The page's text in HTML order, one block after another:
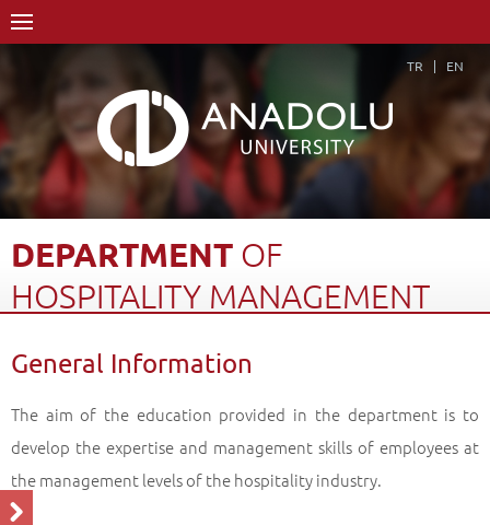
TR EN
DEPARTMENT OF
HOSPITALITY MANAGEMENT
Graduate School
Department of Hospitality Management
General Information
The aim of the education provided in the department is to
develop the expertise and management skills of employees at
the management levels of the hospitality industry.